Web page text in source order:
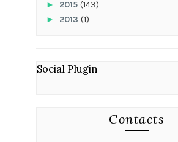
► 2015 (143)
► 2013 (1)
Social Plugin
Contacts